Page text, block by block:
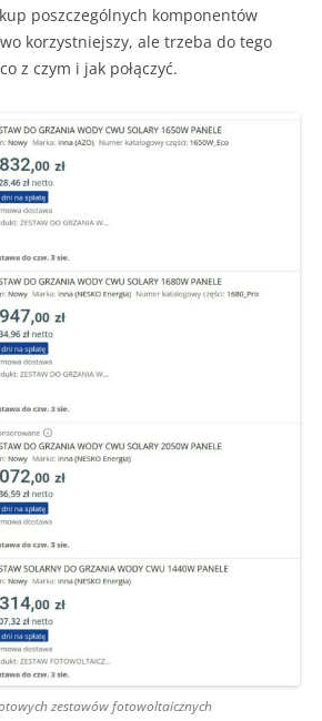
poszczególnych komponentów
korzystniejszy, ale trzeba do tego
z czym i jak połączyć.
zestawów fotowoltaicznych